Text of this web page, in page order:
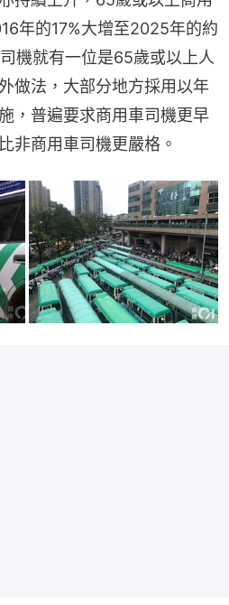
年的17%大增至2025年的約
機就有一位是65歲或以上人
做法，大部分地方採用以年
，普遍要求商用車司機更早
非商用車司機更嚴格。